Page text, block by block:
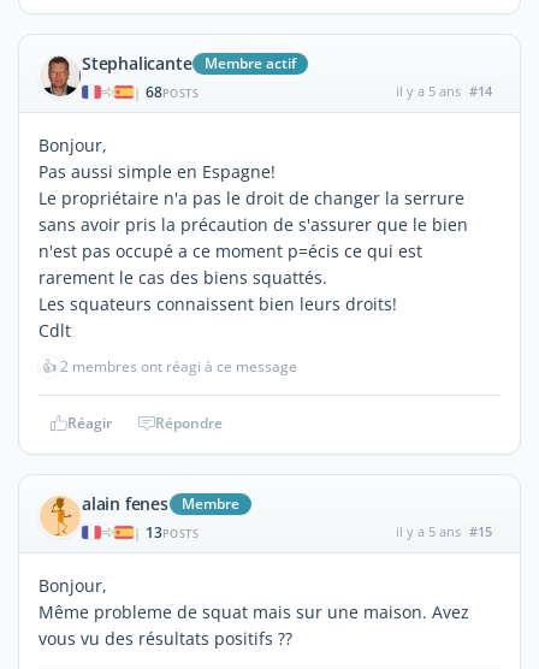
Stephalicante Membre actif
| 68POSTS il y a 5 ans #14
Bonjour,
Pas aussi simple en Espagne!
Le propriétaire n'a pas le droit de changer la serrure
sans avoir pris la précaution de s'assurer que le bien
n'est pas occupé a ce moment p=écis ce qui est
rarement le cas des biens squattés.
Les squateurs connaissent bien leurs droits!
Cdlt
👍2 membres ont réagi à ce message
Réagir Répondre
alain fenes Membre
| 13POSTS il y a 5 ans #15
Bonjour,
Même probleme de squat mais sur une maison. Avez
vous vu des résultats positifs ??